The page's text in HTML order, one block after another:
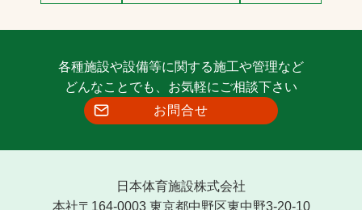
各種施設や設備等に関する施工や管理など
どんなことでも、お気軽にご相談下さい
お問合せ
日本体育施設株式会社
本社〒164-0003 東京都中野区東中野3-20-10